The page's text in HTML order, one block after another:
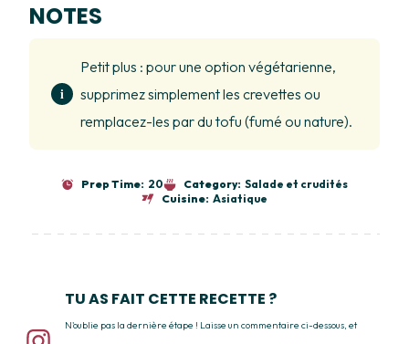
NOTES
Petit plus : pour une option végétarienne,
supprimez simplement les crevettes ou
remplacez-les par du tofu (fumé ou nature).
Prep Time: 20 Category: Salade et crudités
Cuisine: Asiatique
TU AS FAIT CETTE RECETTE ?
N'oublie pas la dernière étape ! Laisse un commentaire ci-dessous, et